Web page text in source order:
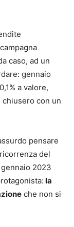
caso, ad un
gennaio
a valore,
con un
pensare
del
2023
la
che non si